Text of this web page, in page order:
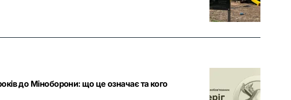
до Міноборони: що це означає та кого